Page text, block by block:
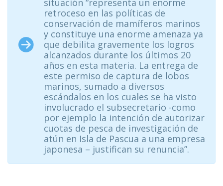
situación “representa un enorme
retroceso en las políticas de
conservación de mamíferos marinos
y constituye una enorme amenaza ya
que debilita gravemente los logros
alcanzados durante los últimos 20
años en esta materia. La entrega de
este permiso de captura de lobos
marinos, sumado a diversos
escándalos en los cuales se ha visto
involucrado el subsecretario -como
por ejemplo la intención de autorizar
cuotas de pesca de investigación de
atún en Isla de Pascua a una empresa
japonesa – justifican su renuncia”.